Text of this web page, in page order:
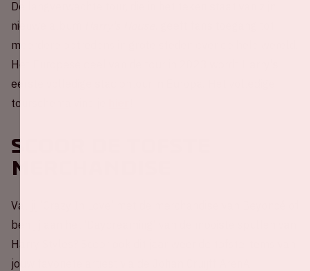
De langverwachte tour, die in het teken staat van zijn
nieuwe album
meerdere optredens in grote steden over de hele wereld.
Het Europese deel van de tour in 2023 wordt Harry's
eerste volledige stadiontour in Europa. Het volledige
tourschema vind je
Scoor de tofste
merchandise
Val jij ‘Crazy In Love’ met de merchandise van Beyoncé of
ben jij aan het ‘Daydreaming’ van de mooiste spullen van
Harry Styles? Scoor ook dit jaar weer de tofste items van
jouw favoriete artiest via de Johan Cruijff ArenA